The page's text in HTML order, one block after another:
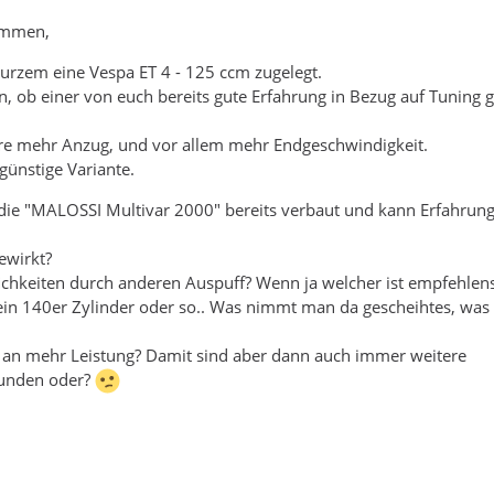
eine Vespa ET 4 - 125 ccm zugelegt.
ob einer von euch bereits gute Erfahrung in Bezug auf Tuning
mehr Anzug, und vor allem mehr Endgeschwindigkeit.
Variante.
"MALOSSI Multivar 2000" bereits verbaut und kann
durch anderen Auspuff? Wenn ja welcher ist
140er Zylinder oder so.. Was nimmt man da gescheihtes,
mehr Leistung? Damit sind aber dann auch immer weitere
oder?